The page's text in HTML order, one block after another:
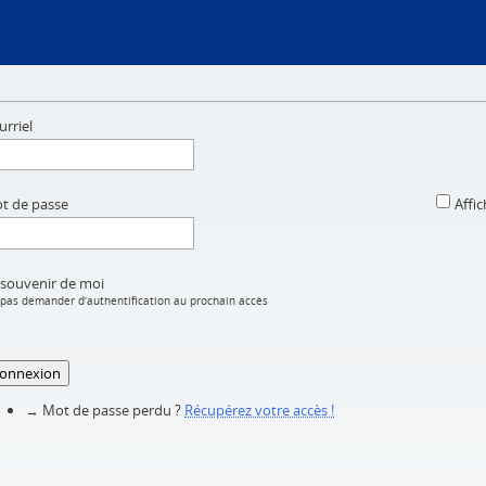
de passe
souvenir de moi
demander d’authentification au prochain accès
→ Mot de passe perdu ? Récupérez votre accès !